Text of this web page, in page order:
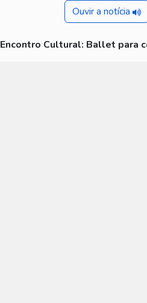
Ouvir a notícia
Encontro Cultural: Ballet para